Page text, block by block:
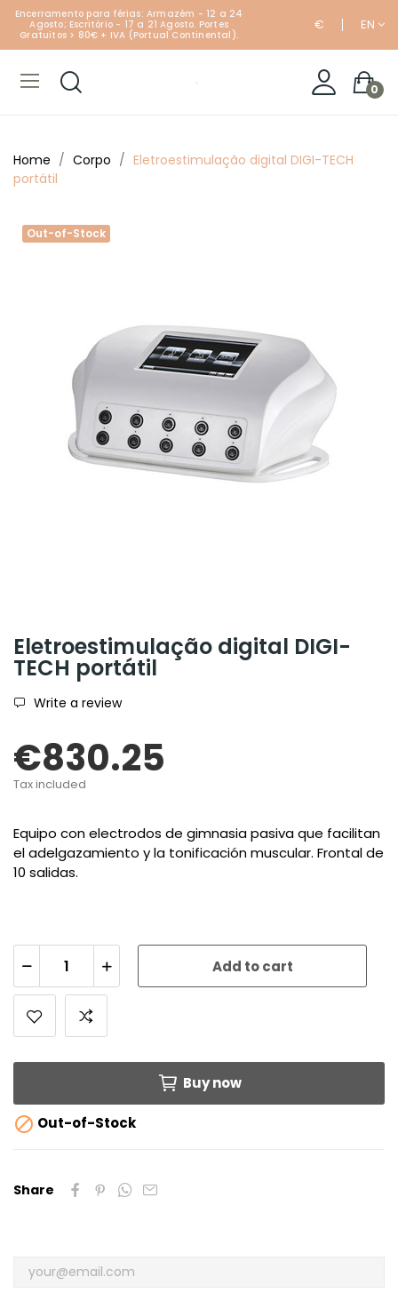
Encerramento para férias: Armazém - 12 a 24
Agosto; Escritório - 17 a 21 Agosto. Portes
Gratuitos > 80€ + IVA (Portual Continental).
€ EN
0
Home Corpo
Eletroestimulação digital DIGI-TECH
portátil
Out-of-Stock
Eletroestimulação digital DIGI-
TECH portátil
Write a review
€830.25
Tax included
Equipo con electrodos de gimnasia pasiva que facilitan
el adelgazamiento y la tonificación muscular. Frontal de
10 salidas.
Add to cart
Buy now
 Out-of-Stock
Share